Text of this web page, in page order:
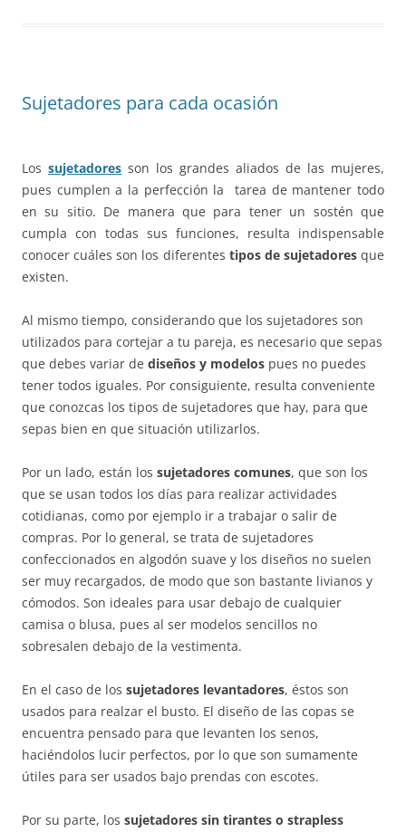
Sujetadores para cada ocasión
Los sujetadores son los grandes aliados de las mujeres,
pues cumplen a la perfección la tarea de mantener todo
en su sitio. De manera que para tener un sostén que
cumpla con todas sus funciones, resulta indispensable
conocer cuáles son los diferentes tipos de sujetadoresque
existen.
Al mismo tiempo, considerando que los sujetadores son
utilizados para cortejar a tu pareja, es necesario que sepas
que debes variar de diseños y modelos pues no puedes
tener todos iguales. Por consiguiente, resulta conveniente
que conozcas los tipos de sujetadores que hay, para que
sepas bien en que situación utilizarlos.
Por un lado, están los sujetadores comunes, que son los
que se usan todos los días para realizar actividades
cotidianas, como por ejemplo ir a trabajar o salir de
compras. Por lo general, se trata de sujetadores
confeccionados en algodón suave y los diseños no suelen
ser muy recargados, de modo que son bastante livianos y
cómodos. Son ideales para usar debajo de cualquier
camisa o blusa, pues al ser modelos sencillos no
sobresalen debajo de la vestimenta.
En el caso de los sujetadores levantadores, éstos son
usados para realzar el busto. El diseño de las copas se
encuentra pensado para que levanten los senos,
haciéndolos lucir perfectos, por lo que son sumamente
útiles para ser usados bajo prendas con escotes.
Por su parte, los sujetadores sin tirantes o strapless